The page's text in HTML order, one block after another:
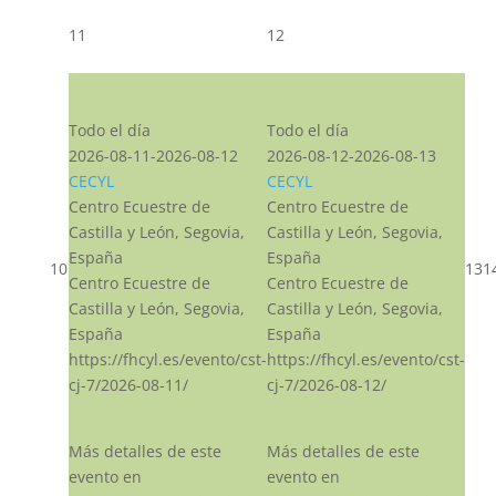
10
11
Todo el día
2026-08-11-2026-08-12
CECYL
Centro Ecuestre de
Castilla y León, Segovia,
España
Centro Ecuestre de
Castilla y León, Segovia,
España
https://fhcyl.es/evento/cst-
cj-7/2026-08-11/
Más detalles de este
evento en
12
Todo el día
2026-08-12-2026-08-13
CECYL
Centro Ecuestre de
Castilla y León, Segovia,
España
Centro Ecuestre de
Castilla y León, Segovia,
España
https://fhcyl.es/evento/cst-
cj-7/2026-08-12/
Más detalles de este
evento en
13